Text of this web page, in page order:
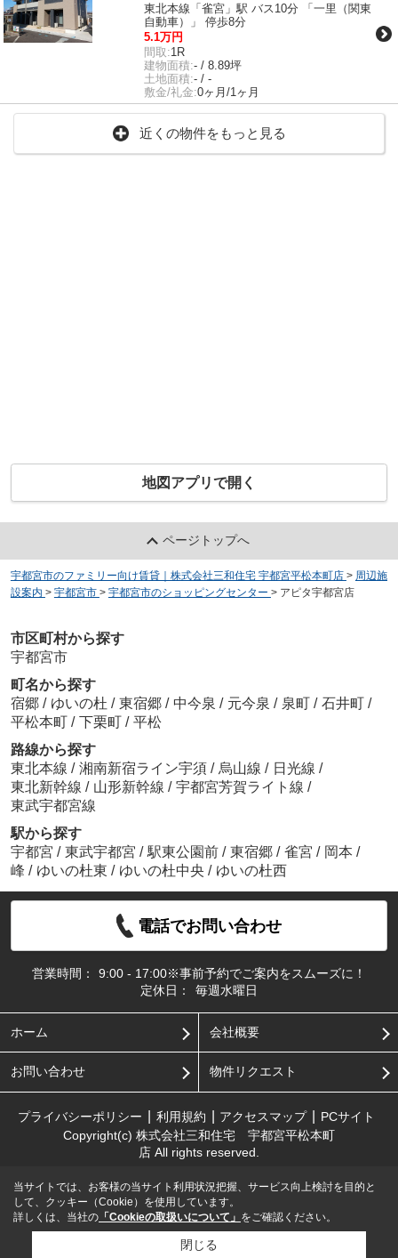
東北本線「雀宮」駅 バス10分 「一里（関東
自動車）」 停歩8分
5.1万円
間取:1R
建物面積:- / 8.89坪
土地面積:- / -
敷金/礼金:0ヶ月/1ヶ月
近くの物件をもっと見る
地図アプリで開く
ページトップへ
宇都宮市のファミリー向け賃貸｜株式会社三和住宅 宇都宮平松本町店 > 周辺施
設案内 > 宇都宮市 > 宇都宮市のショッピングセンター > アピタ宇都宮店
市区町村から探す
宇都宮市
町名から探す
宿郷 / ゆいの杜 / 東宿郷 / 中今泉 / 元今泉 / 泉町 / 石井町 /
平松本町 / 下栗町 / 平松
路線から探す
東北本線 / 湘南新宿ライン宇須 / 烏山線 / 日光線 /
東北新幹線 / 山形新幹線 / 宇都宮芳賀ライト線 /
東武宇都宮線
駅から探す
宇都宮 / 東武宇都宮 / 駅東公園前 / 東宿郷 / 雀宮 / 岡本 /
峰 / ゆいの杜東 / ゆいの杜中央 / ゆいの杜西
電話でお問い合わせ
営業時間：
9:00 - 17:00※事前予約でご案内をスムーズに！
定休日：
毎週水曜日
ホーム 会社概要
お問い合わせ 物件リクエスト
プライバシーポリシー 利用規約 アクセスマップ
PCサイト
Copyright(c) 株式会社三和住宅 宇都宮平松本町
店 All rights reserved.
当サイトでは、お客様の当サイト利用状況把握、サービス向上検討を目的と
して、クッキー（Cookie）を使用しています。
詳しくは、当社の 「Cookieの取扱いについて」 をご確認ください。
閉じる